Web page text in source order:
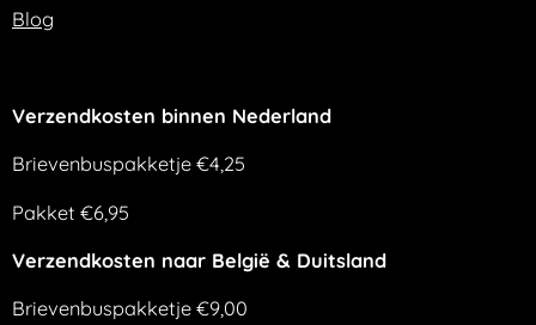
Blog
Verzendkosten binnen Nederland
Brievenbuspakketje €4,25
Pakket €6,95
Verzendkosten naar België & Duitsland
Brievenbuspakketje €9,00